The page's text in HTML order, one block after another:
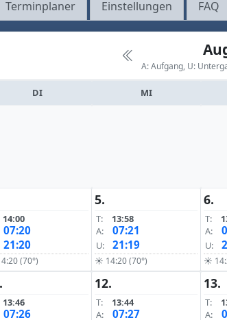
Terminplaner Einstellungen FAQ
A: Aufgang, U:
DI MI
14:00
07:20
21:20
(70°)
5.
T:
13:58
A:
07:21
U: 21:19
☀ 14:20 (70°)
6.
T:
A:
U:
☀
13:46
07:26
12.
T:
13:44
A:
07:27
13.
T:
A: